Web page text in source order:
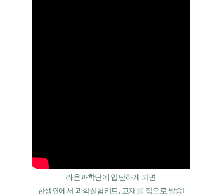
라온과학단에 입단하게 되면
한생연에서 과학실험키트, 교재를 집으로 발송!